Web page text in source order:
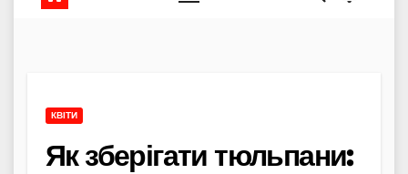
КВІТИ
Як зберігати тюльпани: